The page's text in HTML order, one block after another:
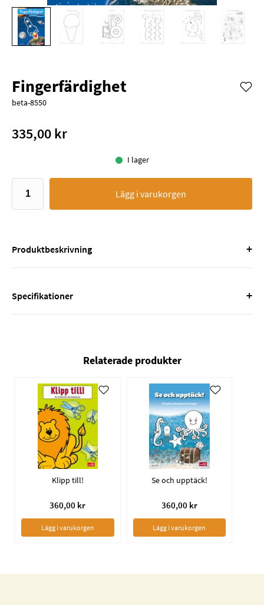
Fingerfärdighet
beta-8550
335,00 kr
I lager
Lägg i varukorgen
Produktbeskrivning +
Specifikationer +
Relaterade produkter
Klipp till!
360,00 kr
Lägg i varukorgen
Se och upptäck!
360,00 kr
Lägg i varukorgen